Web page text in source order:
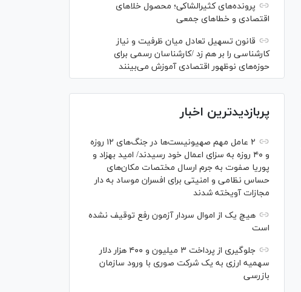
پرونده‌های کثیرالشاکی؛ محصول خلا‌های
اقتصادی و خطا‌های جمعی
قانون تسهیل تعادل میان ظرفیت و نیاز
کارشناسی را بر هم زد /کارشناسان رسمی برای
حوزه‌های نوظهور اقتصادی آموزش می‌بینند
پربازدیدترین اخبار
۲ عامل مهم صهیونیست‌ها در جنگ‌های ۱۲ روزه
و ۴۰ روزه به سزای اعمال خود رسیدند/ امید بهزاد و
پوریا صفوت به جرم ارسال مختصات مکان‌های
حساس نظامی و امنیتی برای افسران موساد به دار
مجازات آویخته شدند
هیچ یک از اموال سردار آزمون رفع توقیف نشده
است
جلوگیری از پرداخت ۳ میلیون و ۴۰۰ هزار دلار
سهمیه ارزی به یک شرکت صوری با ورود سازمان
بازرسی